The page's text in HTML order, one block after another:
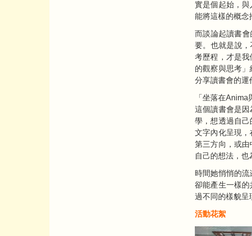
實是個起始，
能將這樣的概念
而談論起讀書
要。也就是說
考歷程，才是
的觀察與思考
分享讀書會的運
「坐落在
這個讀書會是
學，想透過自
文字內化呈現
第三方向，或
自己的想法，也
時間她悄悄的
卻能產生一樣
過不同的樣貌呈
活動花絮